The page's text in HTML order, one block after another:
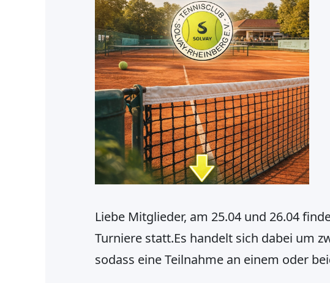
Liebe Mitglieder, am 25.04 und 26.04
Turniere statt.Es handelt sich dabei um
sodass eine Teilnahme an einem oder